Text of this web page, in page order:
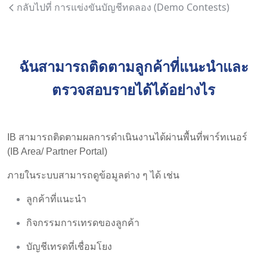
กลับไปที่ การแข่งขันบัญชีทดลอง (Demo Contests)
ฉันสามารถติดตามลูกค้าที่แนะนำและ
ตรวจสอบรายได้ได้อย่างไร
IB สามารถติดตามผลการดำเนินงานได้ผ่านพื้นที่พาร์ทเนอร์
(IB Area/ Partner Portal)
ภายในระบบสามารถดูข้อมูลต่าง ๆ ได้ เช่น
ลูกค้าที่แนะนำ
กิจกรรมการเทรดของลูกค้า
บัญชีเทรดที่เชื่อมโยง